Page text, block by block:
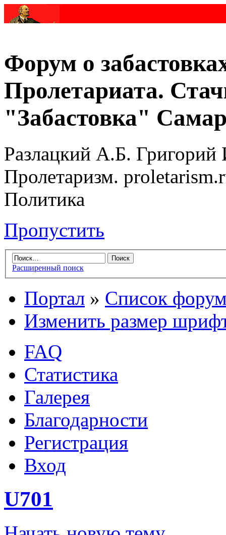
Форум о
Пролетариата.
"Забастовка"
Разлацкий А.Б. Григорий
Пролетаризм.
Политика
Пропустить
Расширенный поиск
Портал » Список
Изменить размер
FAQ
Статистика
Галерея
Благодарности
Регистрация
Вход
U701